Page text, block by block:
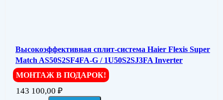
Высокоэффективная сплит-система Haier Flexis Super
Match AS50S2SF4FA-G / 1U50S2SJ3FA Inverter
МОНТАЖ В ПОДАРОК!
143 100,00 ₽